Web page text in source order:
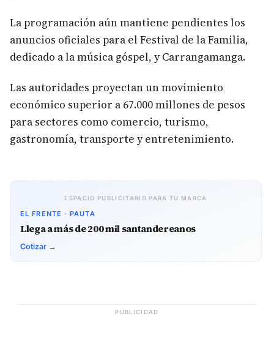
La programación aún mantiene pendientes los
anuncios oficiales para el Festival de la Familia,
dedicado a la música góspel, y Carrangamanga.
Las autoridades proyectan un movimiento
económico superior a 67.000 millones de pesos
para sectores como comercio, turismo,
gastronomía, transporte y entretenimiento.
ESPACIO PUBLICITARIO PARA TU MARCA
EL FRENTE · PAUTA
Llega a más de 200 mil santandereanos
Cotizar →
PUBLICIDAD